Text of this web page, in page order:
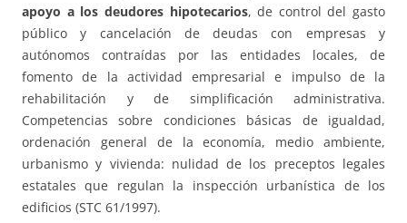
apoyo a los deudores hipotecarios, de control del gasto
público y cancelación de deudas con empresas y
autónomos contraídas por las entidades locales, de
fomento de la actividad empresarial e impulso de la
rehabilitación y de simplificación administrativa.
Competencias sobre condiciones básicas de igualdad,
ordenación general de la economía, medio ambiente,
urbanismo y vivienda: nulidad de los preceptos legales
estatales que regulan la inspección urbanística de los
edificios (STC 61/1997).